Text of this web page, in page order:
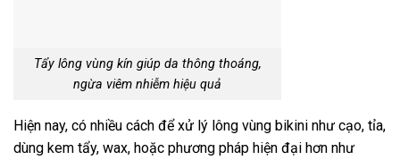
Tẩy lông vùng kín giúp da thông thoáng,
ngừa viêm nhiễm hiệu quả
Hiện nay, có nhiều cách để xử lý lông vùng bikini như cạo, tỉa,
dùng kem tẩy, wax, hoặc phương pháp hiện đại hơn như